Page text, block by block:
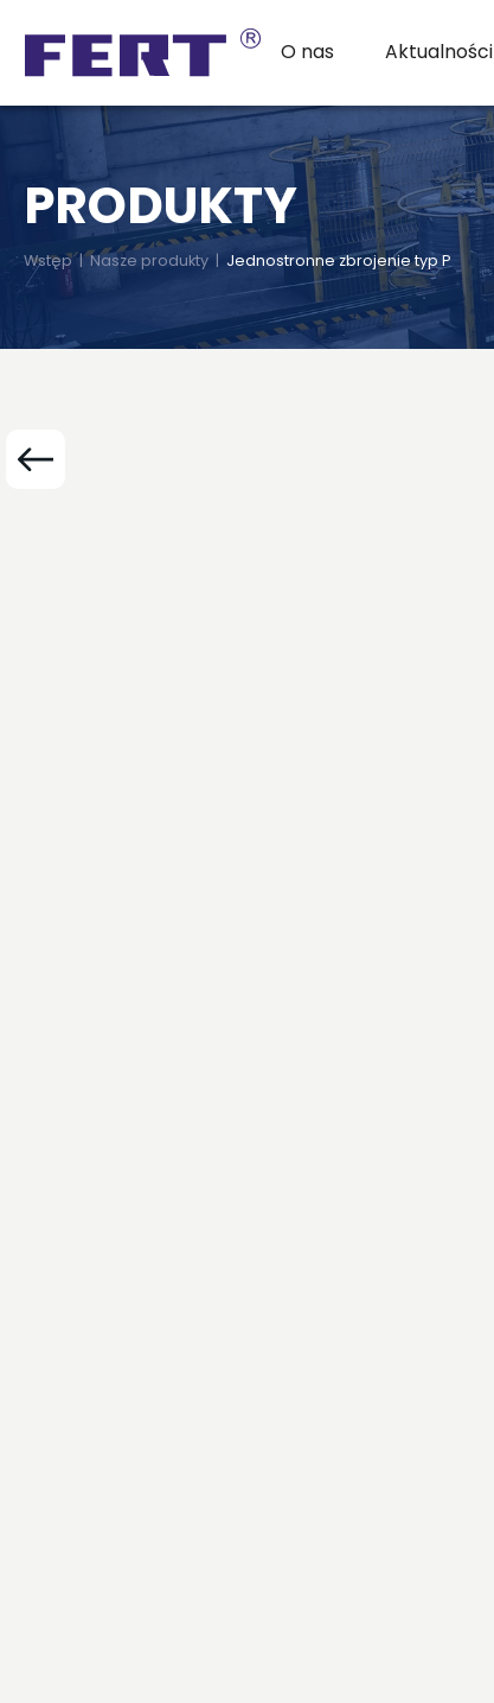
O nas Aktualności
PRODUKTY
Wstęp|Nasze produkty | Jednostronne zbrojenie typ P